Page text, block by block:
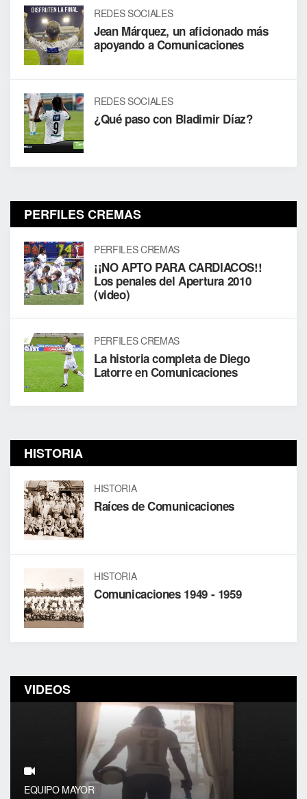
REDES SOCIALES
Jean Márquez, un aficionado más
apoyando a Comunicaciones
REDES SOCIALES
¿Qué paso con Bladimir Díaz?
PERFILES CREMAS
PERFILES CREMAS
¡¡NO APTO PARA CARDIACOS!!
Los penales del Apertura 2010
(video)
PERFILES CREMAS
La historia completa de Diego
Latorre en Comunicaciones
HISTORIA
HISTORIA
Raíces de Comunicaciones
HISTORIA
Comunicaciones 1949 - 1959
VIDEOS
EQUIPO MAYOR